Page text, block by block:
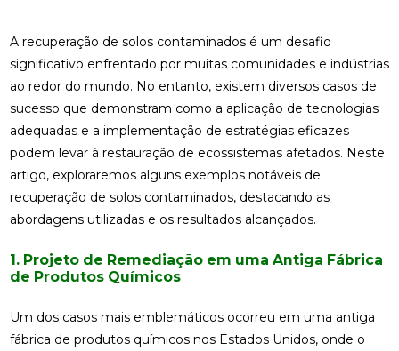
A recuperação de solos contaminados é um desafio
significativo enfrentado por muitas comunidades e indústrias
ao redor do mundo. No entanto, existem diversos casos de
sucesso que demonstram como a aplicação de tecnologias
adequadas e a implementação de estratégias eficazes
podem levar à restauração de ecossistemas afetados. Neste
artigo, exploraremos alguns exemplos notáveis de
recuperação de solos contaminados, destacando as
abordagens utilizadas e os resultados alcançados.
1. Projeto de Remediação em uma Antiga Fábrica
de Produtos Químicos
Um dos casos mais emblemáticos ocorreu em uma antiga
fábrica de produtos químicos nos Estados Unidos, onde o